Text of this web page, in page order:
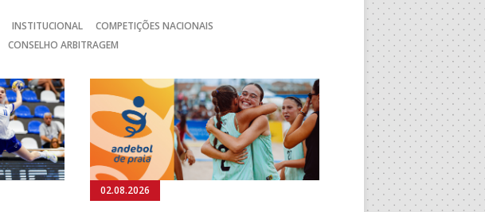
INSTITUCIONAL
COMPETIÇÕES NACIONAIS
CONSELHO ARBITRAGEM
02.08.2026 02.08.2026
Seguinte